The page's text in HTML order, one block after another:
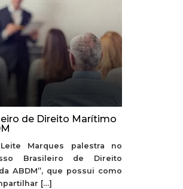
de Direito Marítimo
Marques palestra no
Brasileiro de Direito
ABDM”, que possui como
[…]